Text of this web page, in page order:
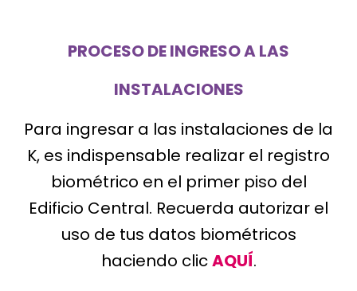
PROCESO DE INGRESO A LAS
INSTALACIONES
Para ingresar a las instalaciones de la
K, es indispensable realizar el registro
biométrico en el primer piso del
Edificio Central. Recuerda autorizar el
uso de tus datos biométricos
haciendo clicAQUÍ.